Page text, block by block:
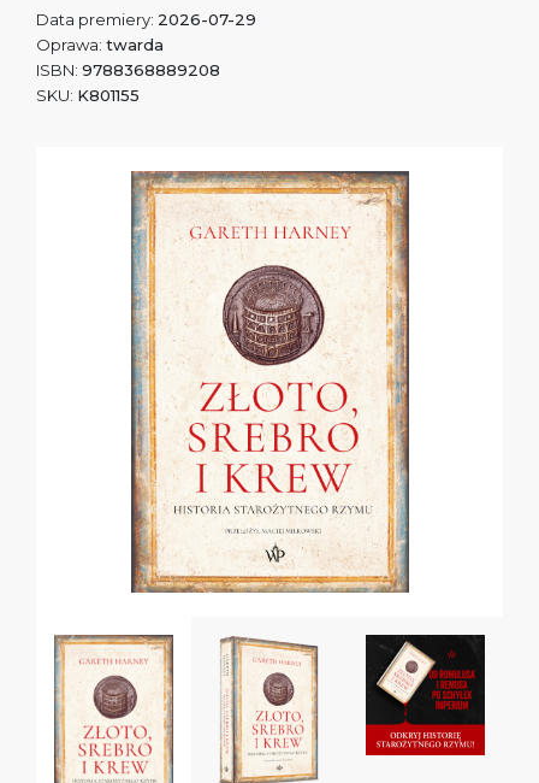
Data premiery: 2026-07-29
Oprawa: twarda
ISBN: 9788368889208
SKU: K801155